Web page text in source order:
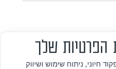
הפרטיות שלך
חיוני, ניתוח שימוש ושיווק